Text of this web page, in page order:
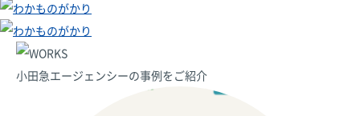
小田急エージェンシーの事例をご紹介